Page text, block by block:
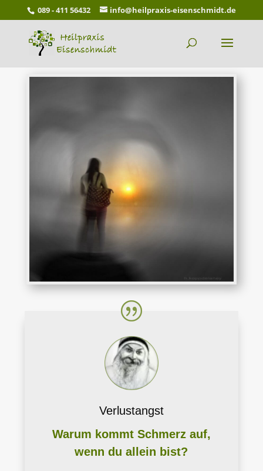
089 - 411 56432 info@heilpraxis-eisenschmidt.de
Verlustangst
Warum kommt Schmerz auf,
wenn du allein bist?